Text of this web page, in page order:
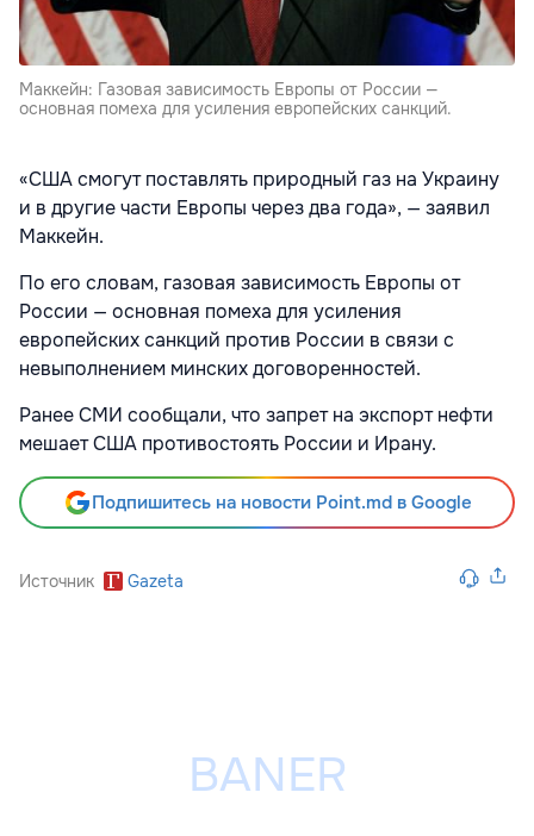
Маккейн: Газовая зависимость Европы от России —
основная помеха для усиления европейских санкций.
«США смогут поставлять природный газ на Украину
и в другие части Европы через два года», — заявил
Маккейн.
По его словам, газовая зависимость Европы от
России — основная помеха для усиления
европейских санкций против России в связи с
невыполнением минских договоренностей.
Ранее СМИ сообщали, что запрет на экспорт нефти
мешает США противостоять России и Ирану.
Подпишитесь на новости Point.md в Google
Источник Gazeta